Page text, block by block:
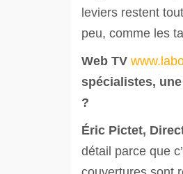
leviers restent
peu, comme les
Web TV
spécialistes,
?
Éric Pictet,
détail parce que